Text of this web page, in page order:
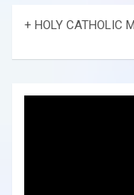
+ HOLY CATHOLIC